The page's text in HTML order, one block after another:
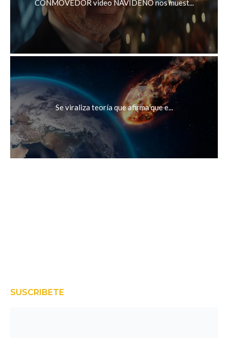
CONMOVEDOR video NAVIDEÑO nos muest...
Se viraliza teoría que afirma que e...
SUSCRIBETE